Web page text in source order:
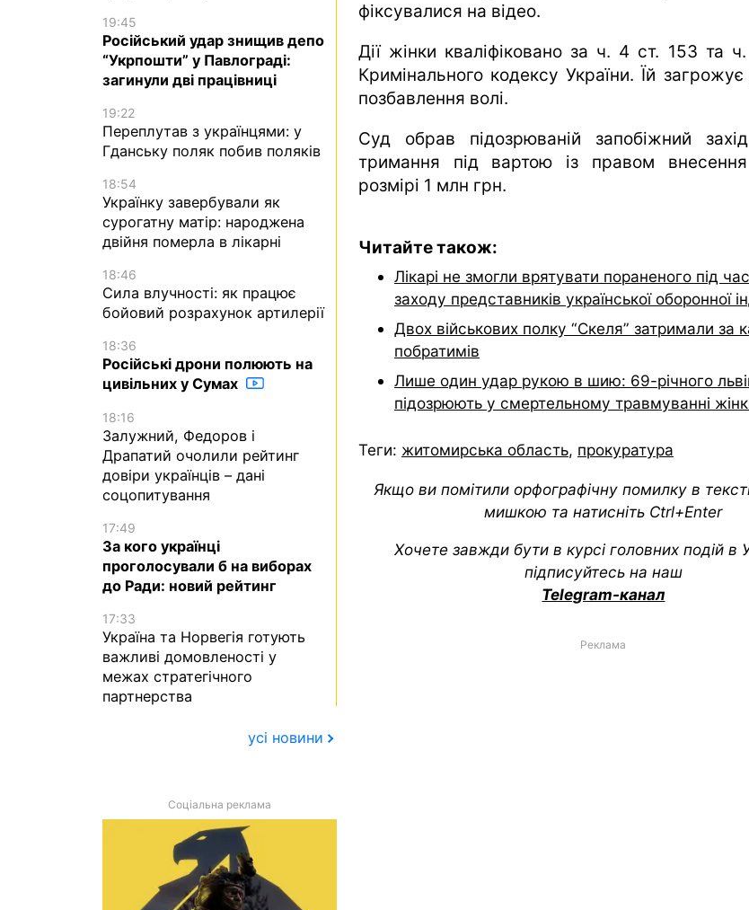
фіксувалися на відео.
Дії жінки кваліфіковано за ч. 4 ст. 153 та
Кримінального кодексу України. Їй
позбавлення волі.
Суд обрав підозрюваній запобіжний
тримання під вартою із правом
розмірі 1 млн грн.
Читайте також:
Лікарі не змогли врятувати пораненого під
заходу представників української оборонної
Двох військових полку “Скеля” затримали за
побратимів
Лише один удар рукою в шию: 69-річного
підозрюють у смертельному травмуванні
Теги: житомирська область, прокуратура
Якщо ви помітили орфографічну помилку в тексті,
мишкою та натисніть Ctrl+Enter
Хочете завжди бути в курсі головних подій в
підписуйтесь на наш
Telegram-канал
Реклама
19:45
Російський удар знищив депо
“Укрпошти” у Павлограді:
загинули дві працівниці
19:22
Переплутав з українцями: у
Гданську поляк побив поляків
18:54
Українку завербували як
сурогатну матір: народжена
двійня померла в лікарні
18:46
Сила влучності: як працює
бойовий розрахунок артилерії
18:36
Російські дрони полюють на
цивільних у Сумах
18:16
Залужний, Федоров і
Драпатий очолили рейтинг
довіри українців – дані
соцопитування
17:49
За кого українці
проголосували б на виборах
до Ради: новий рейтинг
17:33
Україна та Норвегія готують
важливі домовленості у
межах стратегічного
партнерства
усі новини
Соціальна реклама